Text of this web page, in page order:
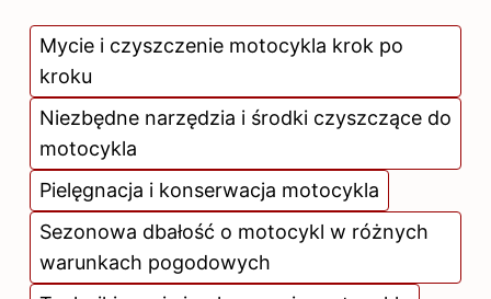
Mycie i czyszczenie motocykla krok po
kroku
Niezbędne narzędzia i środki czyszczące do
motocykla
Pielęgnacja i konserwacja motocykla
Sezonowa dbałość o motocykl w różnych
warunkach pogodowych